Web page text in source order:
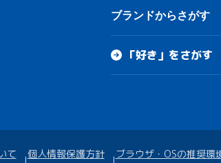
ブランドからさがす
「好き」をさがす
て 個人情報保護方針 ブラウザ・OSの推奨環